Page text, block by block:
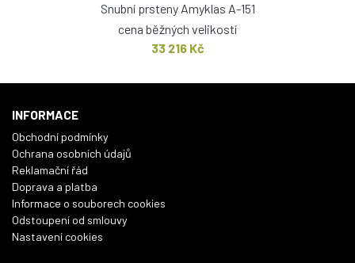
Snubní prsteny Amyklas A-151
cena běžných velikostí
33 216 Kč
INFORMACE
Obchodní podmínky
Ochrana osobních údajů
Reklamační řád
Doprava a platba
Informace o souborech cookies
Odstoupení od smlouvy
Nastavení cookies